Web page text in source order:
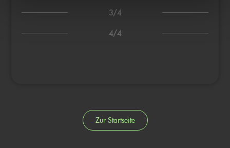
3/4
4/4
Zur Startseite